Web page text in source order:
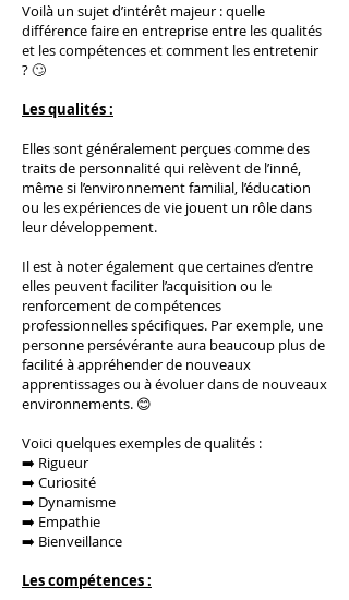
Voilà un sujet d’intérêt majeur : quelle
différence faire en entreprise entre les qualités
et les compétences et comment les entretenir
? 🙄
Les qualités :
Elles sont généralement perçues comme des
traits de personnalité qui relèvent de l’inné,
même si l’environnement familial, l’éducation
ou les expériences de vie jouent un rôle dans
leur développement.
Il est à noter également que certaines d’entre
elles peuvent faciliter l’acquisition ou le
renforcement de compétences
professionnelles spécifiques. Par exemple, une
personne persévérante aura beaucoup plus de
facilité à appréhender de nouveaux
apprentissages ou à évoluer dans de nouveaux
environnements. 😊
Voici quelques exemples de qualités :
➡️ Rigueur
➡️ Curiosité
➡️ Dynamisme
➡️ Empathie
➡️ Bienveillance
Les compétences :